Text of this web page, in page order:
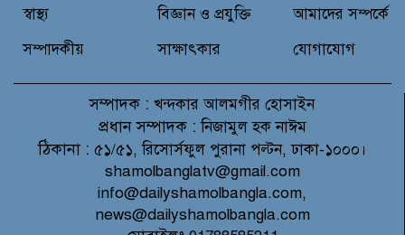
স্বাস্থ্য
সম্পাদকীয়
বিজ্ঞান ও প্রযুক্তি
সাক্ষাৎকার
আমাদের সম্পর্কে
যোগাযোগ
সম্পাদক : খন্দকার আলমগীর হোসাইন
প্রধান সম্পাদক : নিজামুল হক নাঈম
ঠিকানা : ৫১/৫১, রিসোর্সফুল পুরানা পল্টন, ঢাকা-১০০০।
shamolbanglatv@gmail.com
info@dailyshamolbangla.com,
news@dailyshamolbangla.com